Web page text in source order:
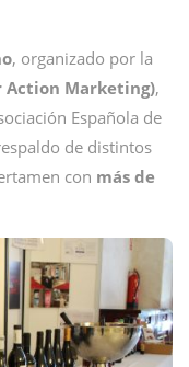
, organizado por la
Action Marketing),
Española de
de distintos
con más de